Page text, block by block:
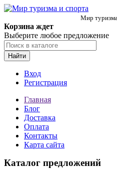
Мир
Корзина ждет
Выберите любое предложение
Найти
Вход
Регистрация
Главная
Блог
Доставка
Оплата
Контакты
Карта сайта
Каталог предложений